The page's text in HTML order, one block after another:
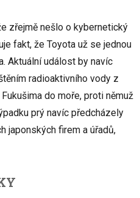
zřejmě nešlo o kybernetický
fakt, že Toyota už se jednou
Aktuální událost by navíc
radioaktivního vody z
do moře, proti němuž
prý navíc předcházely
japonských firem a úřadů,